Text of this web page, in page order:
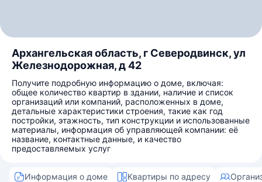
Архангельская область, г Северодвинск, ул
Железнодорожная, д 42
Получите подробную информацию о доме, включая:
общее количество квартир в здании, наличие и список
организаций или компаний, расположенных в доме,
детальные характеристики строения, такие как год
постройки, этажность, тип конструкции и использованные
материалы, информация об управляющей компании: её
название, контактные данные, и качество
предоставляемых услуг
Информация о доме Квартиры по адресу